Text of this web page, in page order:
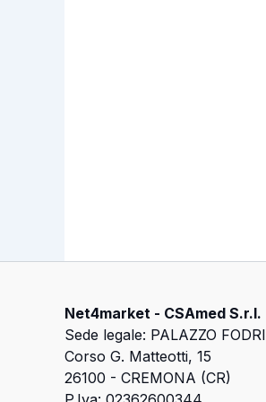
Net4market - CSAmed S.r.l.
Sede legale: PALAZZO FODRI
Corso G. Matteotti, 15
26100 - CREMONA (CR)